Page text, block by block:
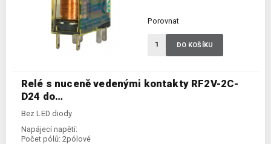
Relé s nuceně vedenými kontakty RF2V-2C-
D24 do…
Bez LED diody
Napájecí napětí:
Počet pólů: 2pólové
Porovnat
DO KOŠÍKU